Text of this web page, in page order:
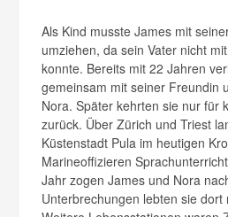
Als Kind musste James mit
umziehen, da sein Vater nicht
konnte. Bereits mit 22 Jahren
gemeinsam mit seiner Freundin
Nora. Später kehrten sie nur für
zurück. Über Zürich und Triest
Küstenstadt Pula im heutigen
Marineoffizieren
Jahr zogen James und Nora
Unterbrechungen lebten sie dort